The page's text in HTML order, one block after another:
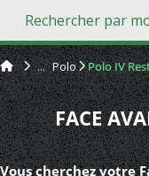
Polo Polo IV
FACE
Vous cherchez votre